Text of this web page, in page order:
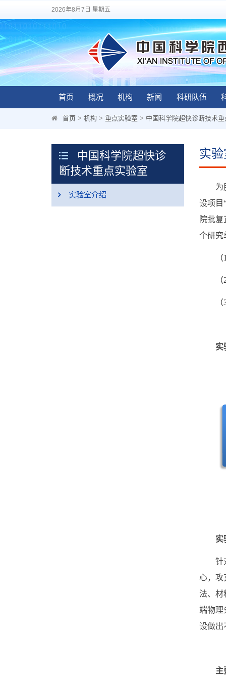
2026年8月7日 星期五
首页 概况 机构 新闻 科研队伍
首页 > 机构 > 重点实验室 > 中国科学院超快诊断技术
中国科学院超快诊
断技术重点实验室
实验室介绍
实
为服
设项目
院批
个研究
实
实
针对
心，
法、材
端物理
设做出
主